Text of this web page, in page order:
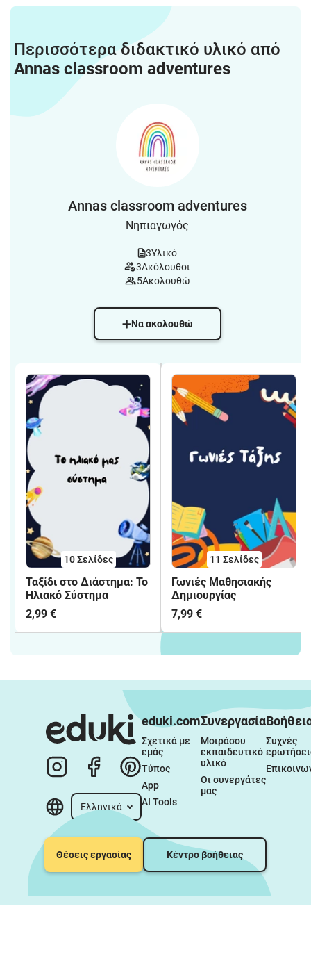
Περισσότερα διδακτικό υλικό από
Annas classroom adventures
Annas classroom adventures
Νηπιαγωγός
3Υλικό
3Ακόλουθοι
5Ακολουθώ
Να ακολουθώ
10Σελίδες
Ταξίδι στο Διάστημα: Το
Ηλιακό Σύστημα
2,99 €
11 Σελίδες
Γωνιές Μαθησιακής
Δημιουργίας
7,99 €
Ελληνικά
eduki.com
Σχετικά με
εμάς
Τύπος
App
AI Tools
Συνεργασία
Μοιράσου
εκπαιδευτικό
υλικό
Οι συνεργάτες
μας
Συχνές
Θέσεις εργασίας Κέντρο βοήθειας